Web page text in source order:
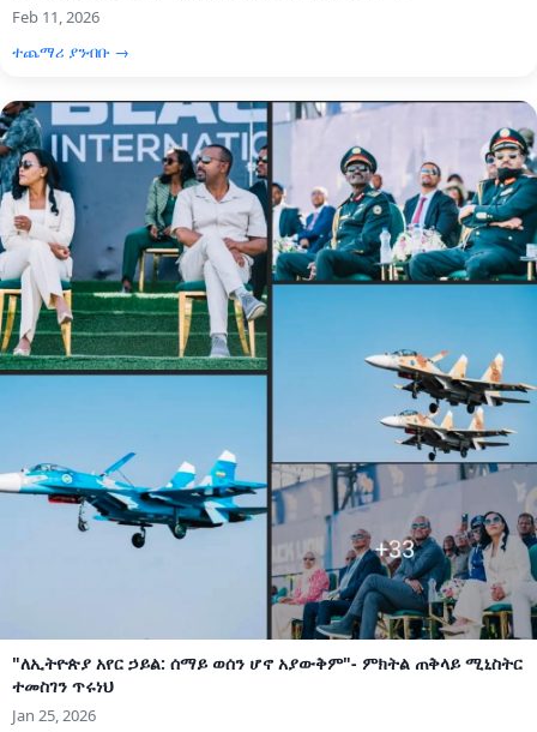
Feb 11, 2026
ተጨማሪ ያንብቡ →
"ለኢትዮጵያ አየር ኃይል: ሰማይ ወሰን ሆኖ አያውቅም"- ምክትል ጠቅላይ ሚኒስትር
ተመስገን ጥሩነህ
Jan 25, 2026